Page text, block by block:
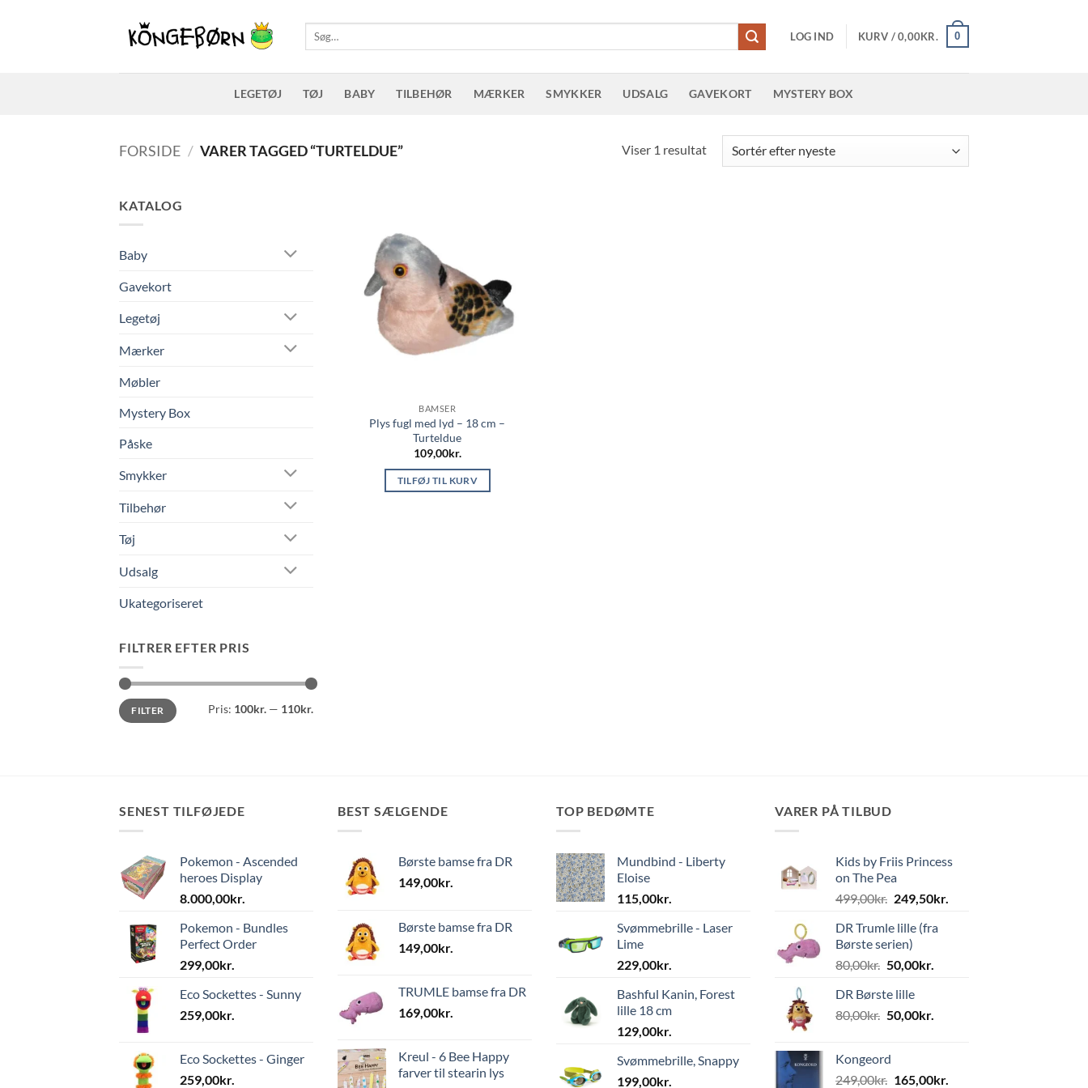
Søg
efter:
LOG IND KURV /0,00KR. 0
LEGETØJ TØJ BABY TILBEHØR MÆRKER SMYKKER UDSALG GAVEKORT MYSTERY BOX
FORSIDE / VARER TAGGED “TURTELDUE” Viser 1 resultat
KATALOG
Baby
Gavekort
Legetøj
Mærker
Møbler
Mystery Box
Påske
Smykker
Tilbehør
Tøj
Udsalg
Ukategoriseret
FILTRER EFTER PRIS
Mindste
pris
Højeste
prisFILTER Pris: 100kr. — 110kr.
BAMSER
Plys fugl med lyd – 18 cm –
Turteldue
109,00kr.
TILFØJ TIL KURV
SENEST TILFØJEDE
Pokemon - Ascended
heroes Display
8.000,00kr.
Pokemon - Bundles
Perfect Order
299,00kr.
Eco Sockettes - Sunny
259,00kr.
Eco Sockettes - Ginger
259,00kr.
BEST SÆLGENDE
Børste bamse fra DR
149,00kr.
Børste bamse fra DR
149,00kr.
TRUMLE bamse fra DR
169,00kr.
Kreul - 6 Bee Happy
farver til stearin lys
TOP BEDØMTE
Mundbind - Liberty
Eloise
115,00kr.
Svømmebrille - Laser
Lime
229,00kr.
Bashful Kanin, Forest
lille 18 cm
129,00kr.
Svømmebrille, Snappy
199,00kr.
VARER PÅ TILBUD
Kids by Friis Princess
on The Pea
499,00kr. Den
pris
var:
499,00kr..
249,50kr.
DR Trumle lille (fra
Børste serien)
80,00kr. Den
pris
var:
50,00kr.
er:
DR Børste lille
80,00kr. Den
var:
80,00kr..
50,00kr.
50,00kr..
Kongeord
249,00kr. Den
165,00kr.